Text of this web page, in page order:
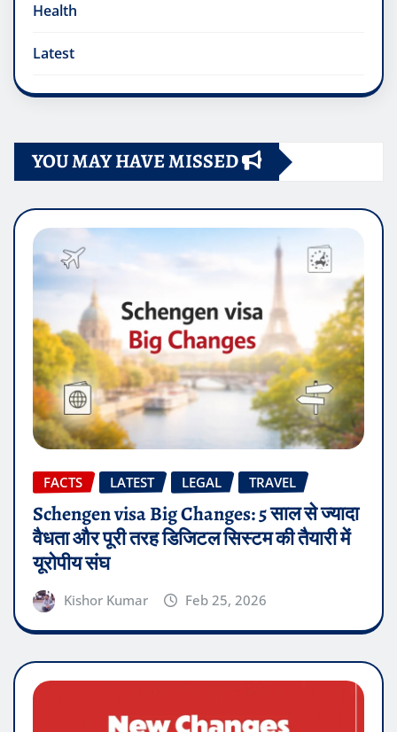
Health
Latest
YOU MAY HAVE MISSED
FACTS LATEST LEGAL TRAVEL
Schengen visa Big Changes: 5 साल से ज्यादा
वैधता और पूरी तरह डिजिटल सिस्टम की तैयारी में
यूरोपीय संघ
Kishor Kumar Feb 25, 2026